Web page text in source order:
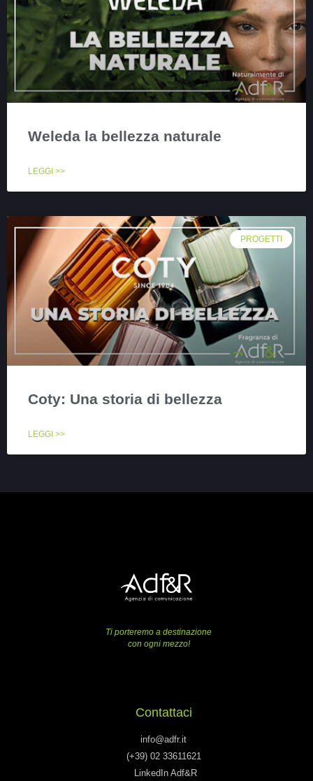
Weleda la bellezza naturale
LEGGI >>
PROGETTI
Coty: Una storia di bellezza
LEGGI >>
Ti porteremo a destinazione
con ogni mezzo!
Contattaci
info@adfr.it
(+39) 02 33611621
LinkedIn Adf&R